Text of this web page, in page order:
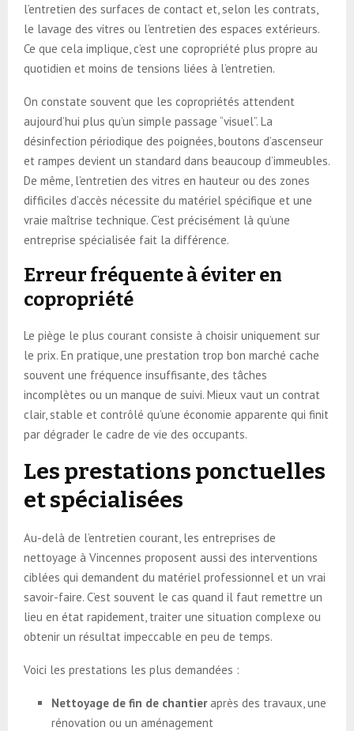
l’entretien des surfaces de contact et, selon les contrats,
le lavage des vitres ou l’entretien des espaces extérieurs.
Ce que cela implique, c’est une copropriété plus propre au
quotidien et moins de tensions liées à l’entretien.
On constate souvent que les copropriétés attendent
aujourd’hui plus qu’un simple passage “visuel”. La
désinfection périodique des poignées, boutons d’ascenseur
et rampes devient un standard dans beaucoup d’immeubles.
De même, l’entretien des vitres en hauteur ou des zones
difficiles d’accès nécessite du matériel spécifique et une
vraie maîtrise technique. C’est précisément là qu’une
entreprise spécialisée fait la différence.
Erreur fréquente à éviter en
copropriété
Le piège le plus courant consiste à choisir uniquement sur
le prix. En pratique, une prestation trop bon marché cache
souvent une fréquence insuffisante, des tâches
incomplètes ou un manque de suivi. Mieux vaut un contrat
clair, stable et contrôlé qu’une économie apparente qui finit
par dégrader le cadre de vie des occupants.
Les prestations ponctuelles
et spécialisées
Au-delà de l’entretien courant, les entreprises de
nettoyage à Vincennes proposent aussi des interventions
ciblées qui demandent du matériel professionnel et un vrai
savoir-faire. C’est souvent le cas quand il faut remettre un
lieu en état rapidement, traiter une situation complexe ou
obtenir un résultat impeccable en peu de temps.
Voici les prestations les plus demandées :
Nettoyage de fin de chantieraprès des travaux, une
rénovation ou un aménagement